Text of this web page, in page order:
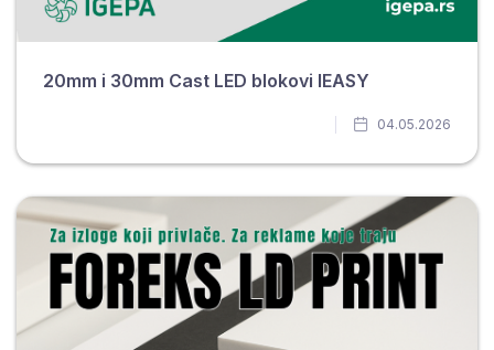
20mm i 30mm Cast LED blokovi IEASY
04.05.2026